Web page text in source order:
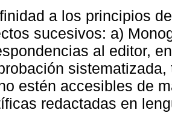
a los principios
sucesivos: a)
al editor,
estén accesibles de
redactadas en